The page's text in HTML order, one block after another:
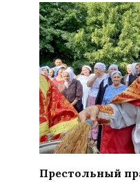
Престольный